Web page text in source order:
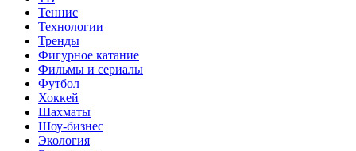
Теннис
Технологии
Тренды
Фигурное катание
Фильмы и сериалы
Футбол
Хоккей
Шахматы
Шоу-бизнес
Экология